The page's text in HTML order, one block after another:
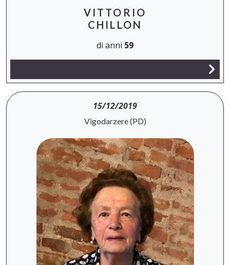
VITTORIO
CHILLON
di anni 59
15/12/2019
Vigodarzere (PD)